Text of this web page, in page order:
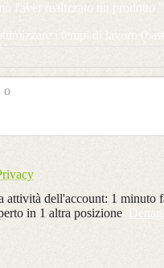
l'aver realizzato un
i tempi di lavoro
collaboratori comporta
svolta direttamente dal
non iscritto)
o
attività dell'account: 1 minuto
in 1 altra posizione